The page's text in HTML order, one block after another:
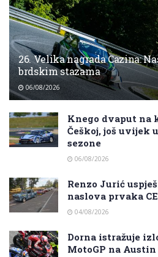
26. Velika nagrada Cazina:
brdskim stazama
06/08/2026
Knego dvaput na
Češkoj, još uvijek
sezone
06/08/2026
Renzo Jurić
naslova prvaka
04/08/2026
Dorna istražuje
MotoGP na Austin